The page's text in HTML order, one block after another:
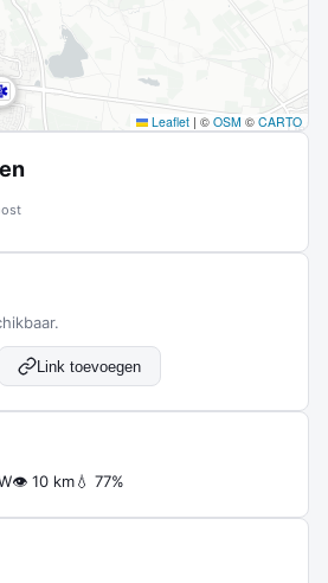
Leaflet | © OSM © CARTO
Link toevoegen
👁 10 km💧 77%